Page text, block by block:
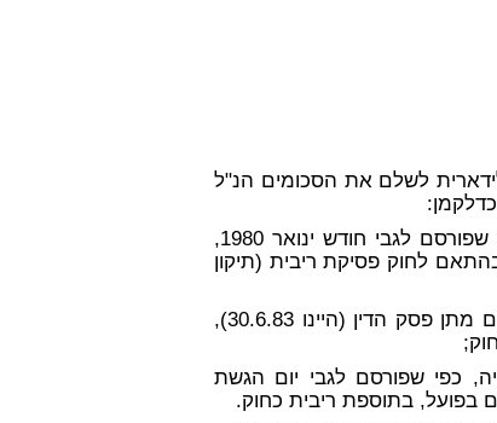
לשלם את הסכומים הנ"ל
הסכומים שבפיסקאות א, ב, ט צמודים למדד יוקר המחיה, כפי שפורסם לגבי חודש ינואר 1980,
לחוק פסיקת ריבית (תיקון
הסכומים שבפיסקאות ז, ח, י צמודים למדד יוקר המחיה לגבי יום מתן פסק הדין (היינו 30.6.83),
כפי שפורסם לגבי יום הגשת